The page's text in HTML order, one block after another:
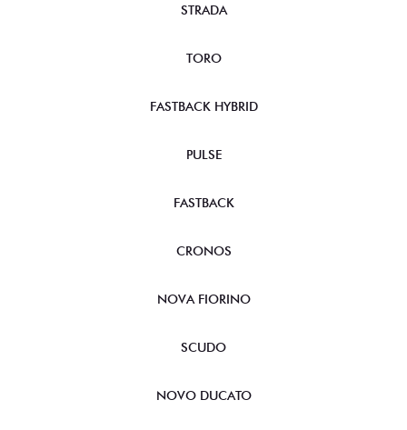
STRADA
TORO
FASTBACK HYBRID
PULSE
FASTBACK
CRONOS
NOVA FIORINO
SCUDO
NOVO DUCATO